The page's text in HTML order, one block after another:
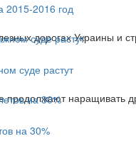
2015-2016 год
дорогах Украины и
суде растут
наращивать
на 30%